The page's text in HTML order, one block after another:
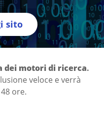
sito
dei motori di ricerca.
veloce e verrà
ore.